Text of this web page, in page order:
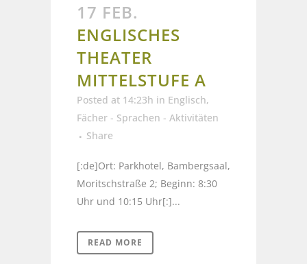
17 FEB.
ENGLISCHES
THEATER
MITTELSTUFE A
Posted at 14:23h in Englisch,
Fächer - Sprachen - Aktivitäten
Share
[:de]Ort: Parkhotel, Bambergsaal,
Moritschstraße 2; Beginn: 8:30
Uhr und 10:15 Uhr[:]...
READ MORE